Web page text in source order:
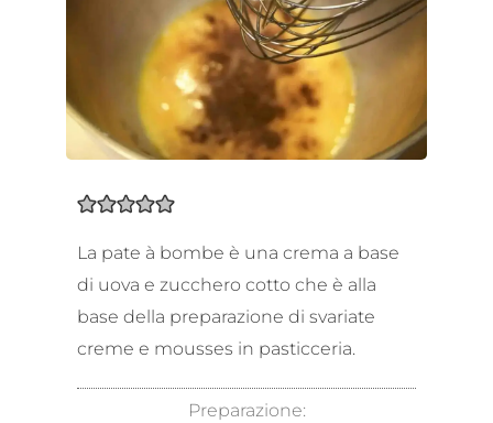
La pate à bombe è una crema a base
di uova e zucchero cotto che è alla
base della preparazione di svariate
creme e mousses in pasticceria.
Preparazione: